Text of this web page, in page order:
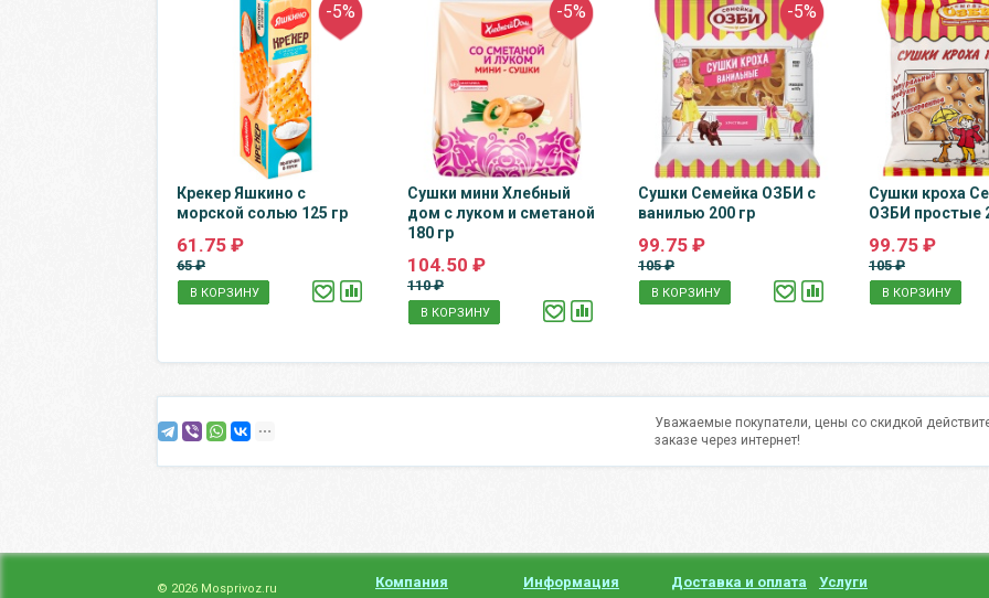
-5%
Крекер Яшкино с
морской солью 125 гр
61.75 ₽
65 ₽
В КОРЗИНУ
-5%
Сушки мини Хлебный
дом с луком и сметаной
180 гр
104.50 ₽
110 ₽
В КОРЗИНУ
-5%
Сушки Семейка ОЗБИ с
ванилью 200 гр
99.75 ₽
105 ₽
В КОРЗИНУ
Сушки кроха
ОЗБИ простые
99.75 ₽
105 ₽
В КОРЗИНУ
Уважаемые покупатели, цены со скидкой
заказе через интернет!
© 2026 Mosprivoz.ru
Компания Информация Доставка и оплата Услуги